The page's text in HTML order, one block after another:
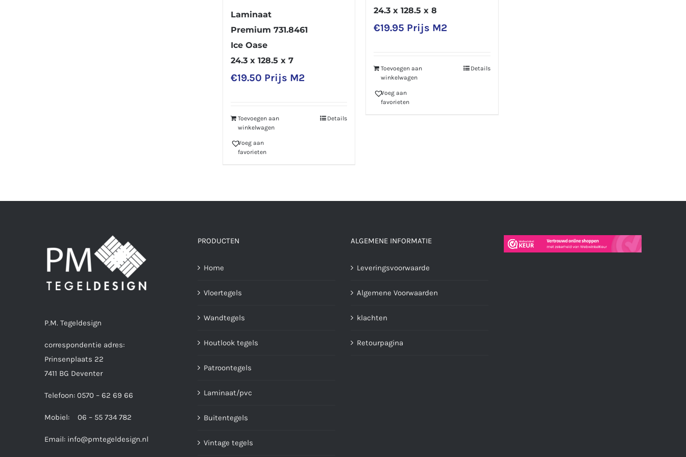
Laminaat
Premium 731.8461
Ice Oase
24.3 x 128.5 x 7
€19.50 Prijs M2
Toevoegen aan
winkelwagen
Details
Voeg aan
favorieten
24.3 x 128.5 x 8
€19.95 Prijs M2
Toevoegen aan
winkelwagen
Details
Voeg aan
favorieten
P.M. Tegeldesign
correspondentie adres:
Prinsenplaats 22
7411 BG Deventer
Telefoon: 0570 – 62 69 66
Mobiel: 06 – 55 734 782
Email: info@pmtegeldesign.nl
PRODUCTEN
Home
Vloertegels
Wandtegels
Houtlook tegels
Patroontegels
Laminaat/pvc
Buitentegels
Vintage tegels
ALGEMENE INFORMATIE
Leveringsvoorwaarde
Algemene Voorwaarden
klachten
Retourpagina